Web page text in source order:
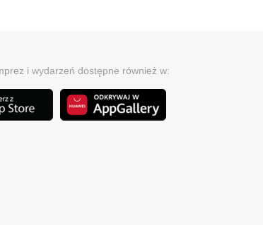
i wydarzeń dostępne również w: